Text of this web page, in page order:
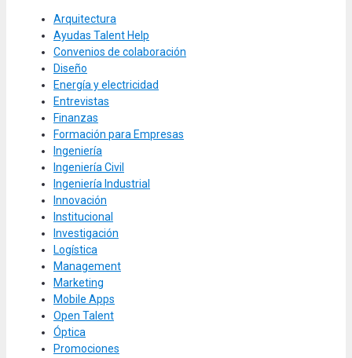
Arquitectura
Ayudas Talent Help
Convenios de colaboración
Diseño
Energía y electricidad
Entrevistas
Finanzas
Formación para Empresas
Ingeniería
Ingeniería Civil
Ingeniería Industrial
Innovación
Institucional
Investigación
Logística
Management
Marketing
Mobile Apps
Open Talent
Óptica
Promociones